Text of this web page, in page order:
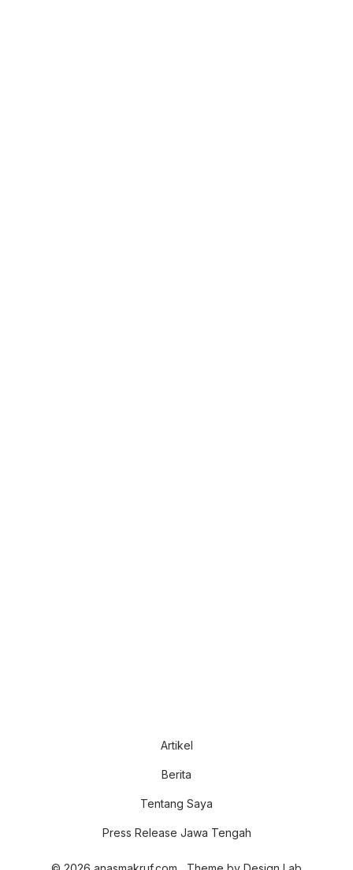
Artikel
Berita
Tentang Saya
Press Release Jawa Tengah